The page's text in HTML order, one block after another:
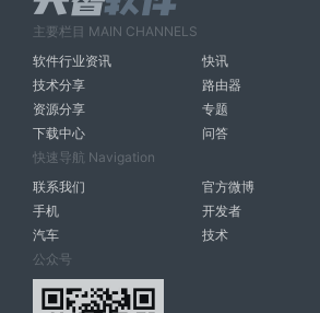
主要栏目 MAIN CHANNELS
软件行业资讯
快讯
技术分享
路由器
资源分享
专题
下载中心
问答
快速导航 Navigation
联系我们
官方微博
手机
开发者
汽车
技术
公众号